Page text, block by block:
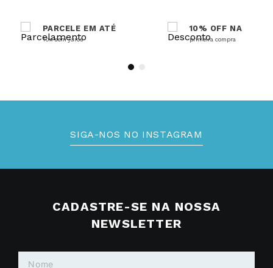
PARCELE EM ATÉ
10x sem juros
10% OFF NA
primeira compra
SIGA-NOS NO INSTAGRAM
CADASTRE-SE NA NOSSA
NEWSLETTER